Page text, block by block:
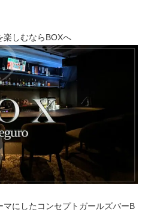
楽しむならBOXへ
にしたコンセプトガールズバーB